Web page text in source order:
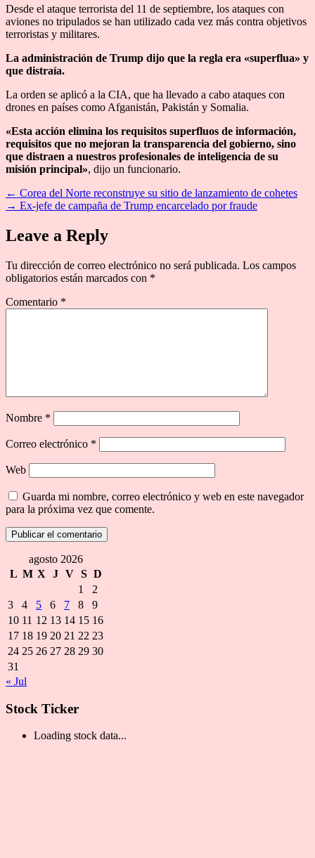
Desde el ataque terrorista del 11 de septiembre, los ataques con
aviones no tripulados se han utilizado cada vez más contra objetivos
terroristas y militares.
La administración de Trump dijo que la regla era «superflua» y
que distraía.
La orden se aplicó a la CIA, que ha llevado a cabo ataques con
drones en países como Afganistán, Pakistán y Somalia.
«Esta acción elimina los requisitos superfluos de información,
requisitos que no mejoran la transparencia del gobierno, sino
que distraen a nuestros profesionales de inteligencia de su
misión principal», dijo un funcionario.
← Corea del Norte reconstruye su sitio de lanzamiento de cohetes
→ Ex-jefe de campaña de Trump encarcelado por fraude
Leave a Reply
Tu dirección de correo electrónico no será publicada. Los campos
obligatorios están marcados con *
Comentario *
Nombre *
Correo electrónico *
Web
Guarda mi nombre, correo electrónico y web en este navegador
para la próxima vez que comente.
agosto 2026
L M X J V S D
1
2
3
4 5 6 7 8
9
10 11 12 13 14 15 16
17 18 19 20 21 22 23
24 25 26 27 28 29 30
31
« Jul
Stock Ticker
Loading stock data...